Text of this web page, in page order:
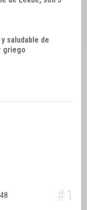
saludable de
griego
#1